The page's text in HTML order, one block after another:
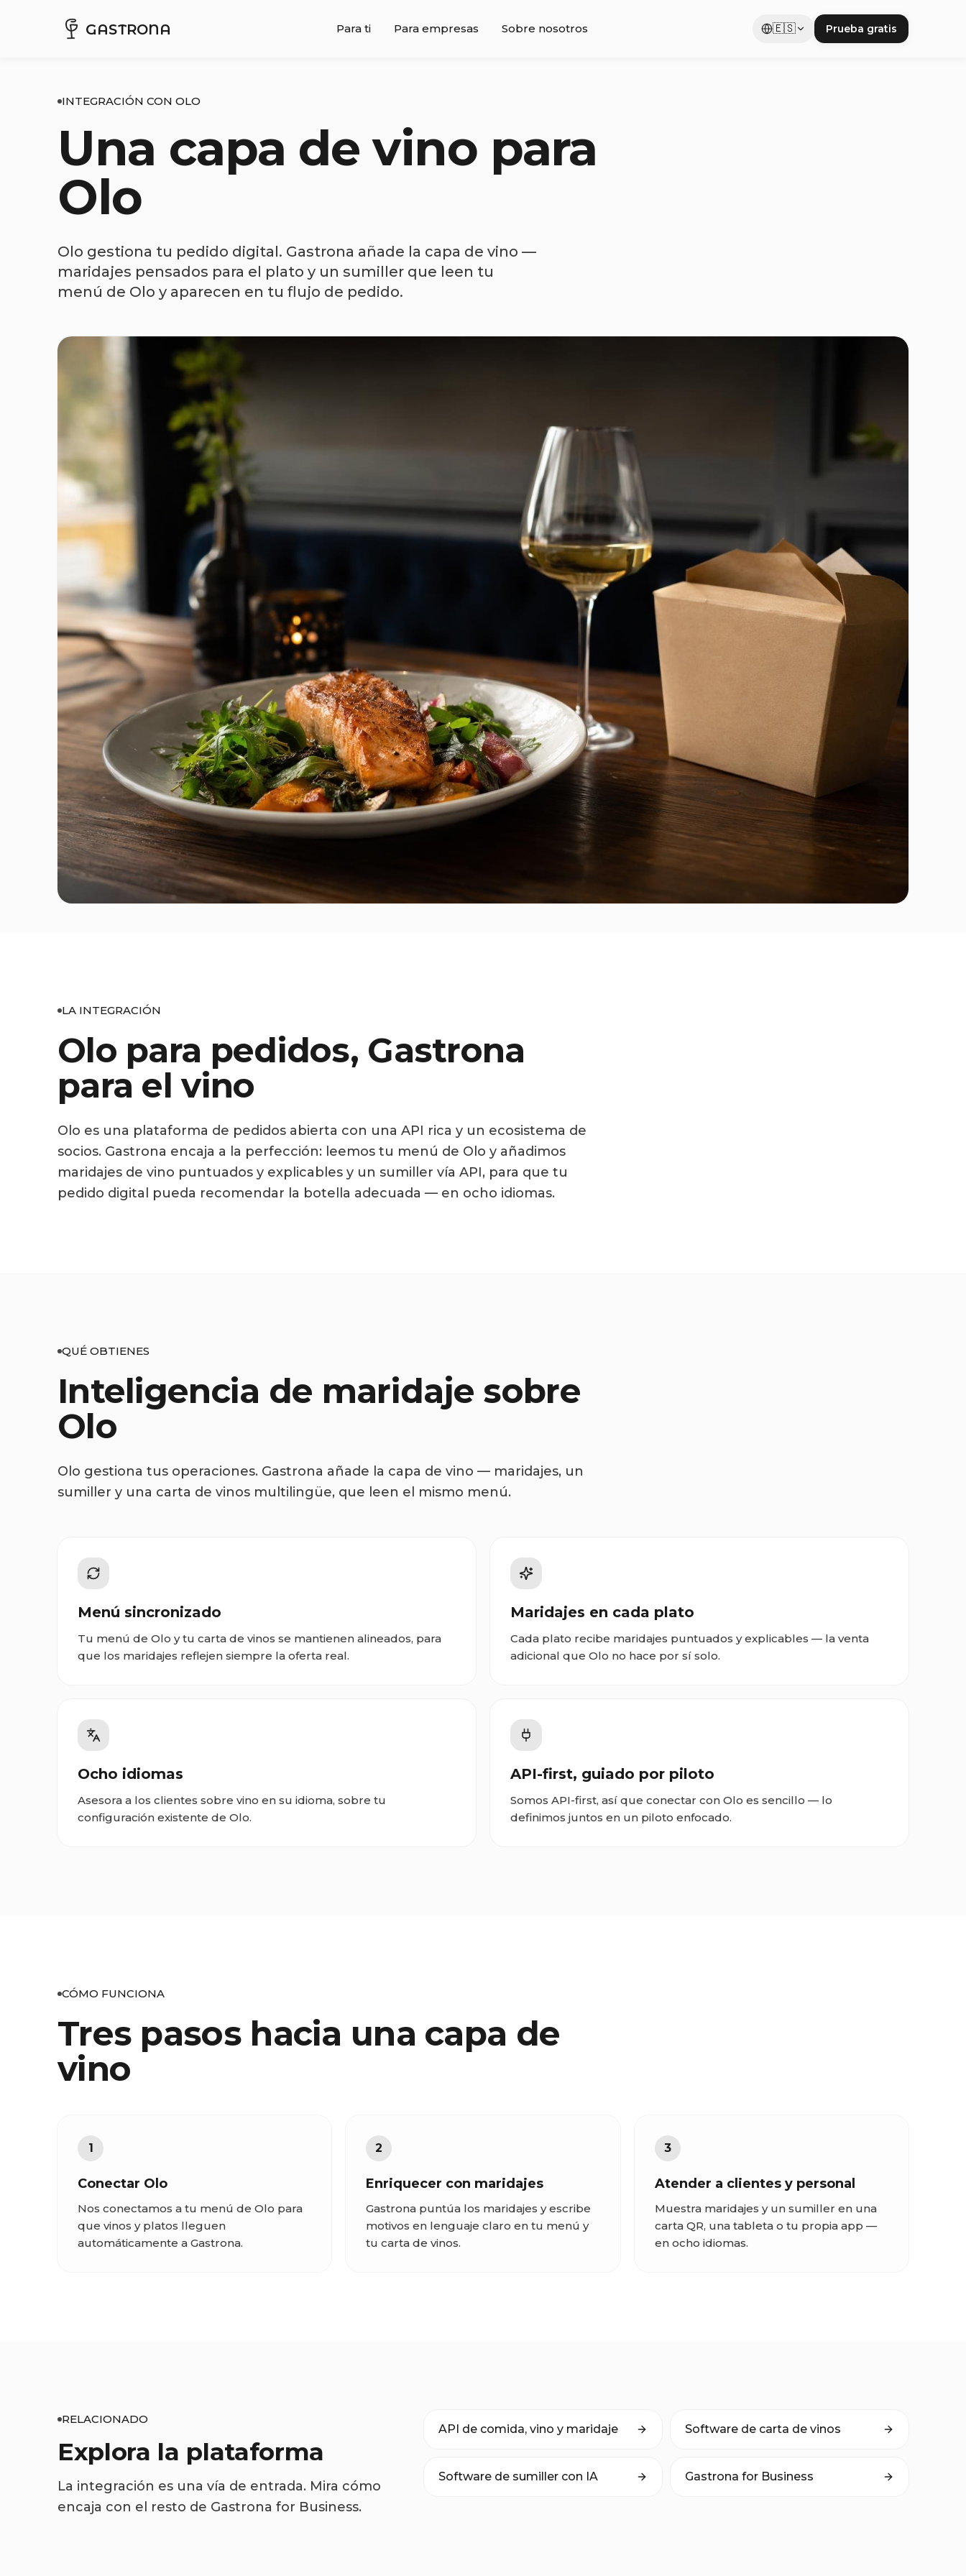
GASTRONA Para ti Para empresas Sobre nosotros 🇪🇸 Prueba gratis
INTEGRACIÓN CON OLO
Una capa de vino para
Olo
Olo gestiona tu pedido digital. Gastrona añade la capa de vino —
maridajes pensados para el plato y un sumiller que leen tu
menú de Olo y aparecen en tu flujo de pedido.
LA INTEGRACIÓN
Olo para pedidos, Gastrona
para el vino
Olo es una plataforma de pedidos abierta con una API rica y un ecosistema de
socios. Gastrona encaja a la perfección: leemos tu menú de Olo y añadimos
maridajes de vino puntuados y explicables y un sumiller vía API, para que tu
pedido digital pueda recomendar la botella adecuada — en ocho idiomas.
QUÉ OBTIENES
Inteligencia de maridaje sobre
Olo
Olo gestiona tus operaciones. Gastrona añade la capa de vino — maridajes, un
sumiller y una carta de vinos multilingüe, que leen el mismo menú.
Menú sincronizado
Tu menú de Olo y tu carta de vinos se mantienen alineados, para
que los maridajes reflejen siempre la oferta real.
Maridajes en cada plato
Cada plato recibe maridajes puntuados y explicables — la venta
adicional que Olo no hace por sí solo.
Ocho idiomas
Asesora a los clientes sobre vino en su idioma, sobre tu
configuración existente de Olo.
API-first, guiado por piloto
Somos API-first, así que conectar con Olo es sencillo — lo
definimos juntos en un piloto enfocado.
CÓMO FUNCIONA
Tres pasos hacia una capa de
vino
1
Conectar Olo
Nos conectamos a tu menú de Olo para
que vinos y platos lleguen
automáticamente a Gastrona.
2
Enriquecer con maridajes
Gastrona puntúa los maridajes y escribe
motivos en lenguaje claro en tu menú y
tu carta de vinos.
3
Atender a clientes y personal
Muestra maridajes y un sumiller en una
carta QR, una tableta o tu propia app —
en ocho idiomas.
RELACIONADO
Explora la plataforma
La integración es una vía de entrada. Mira cómo
encaja con el resto de Gastrona for Business.
API de comida, vino y maridaje Software de carta de vinos
Software de sumiller con IA Gastrona for Business